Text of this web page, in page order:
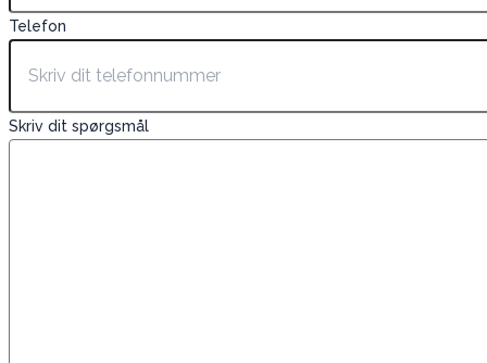
Telefon
Skriv dit spørgsmål